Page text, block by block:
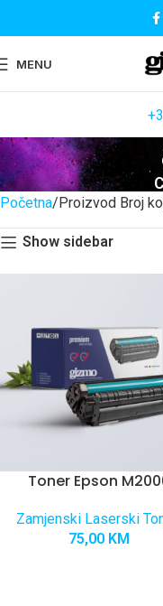
MENU
Početna Proizvod Broj
Show sidebar
Toner Epson
Zamjenski Laserski
75,00 KM